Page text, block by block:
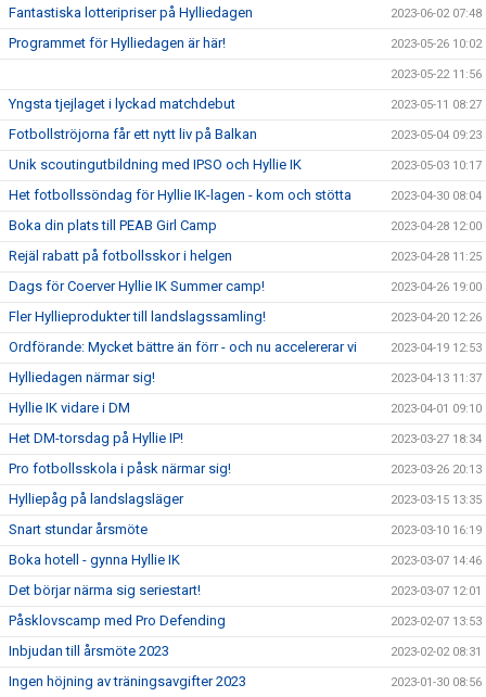
Fantastiska lotteripriser på Hylliedagen 2023-06-02 07:48
Programmet för Hylliedagen är här! 2023-05-26 10:02
2023-05-22 11:56
Yngsta tjejlaget i lyckad matchdebut 2023-05-11 08:27
Fotbollströjorna får ett nytt liv på Balkan 2023-05-04 09:23
Unik scoutingutbildning med IPSO och Hyllie IK 2023-05-03 10:17
Het fotbollssöndag för Hyllie IK-lagen - kom och stötta 2023-04-30 08:04
Boka din plats till PEAB Girl Camp 2023-04-28 12:00
Rejäl rabatt på fotbollsskor i helgen 2023-04-28 11:25
Dags för Coerver Hyllie IK Summer camp! 2023-04-26 19:00
Fler Hyllieprodukter till landslagssamling! 2023-04-20 12:26
Ordförande: Mycket bättre än förr - och nu accelererar vi 2023-04-19 12:53
Hylliedagen närmar sig! 2023-04-13 11:37
Hyllie IK vidare i DM 2023-04-01 09:10
Het DM-torsdag på Hyllie IP! 2023-03-27 18:34
Pro fotbollsskola i påsk närmar sig! 2023-03-26 20:13
Hylliepåg på landslagsläger 2023-03-15 13:35
Snart stundar årsmöte 2023-03-10 16:19
Boka hotell - gynna Hyllie IK 2023-03-07 14:46
Det börjar närma sig seriestart! 2023-03-07 12:01
Påsklovscamp med Pro Defending 2023-02-07 13:53
Inbjudan till årsmöte 2023 2023-02-02 08:31
Ingen höjning av träningsavgifter 2023 2023-01-30 08:56